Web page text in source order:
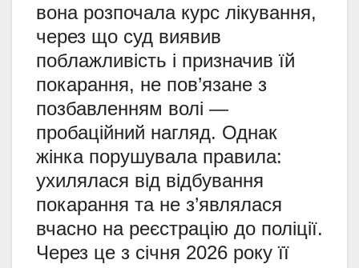
вона розпочала курс лікування,
через що суд виявив
поблажливість і призначив їй
покарання, не пов’язане з
позбавленням волі —
пробаційний нагляд. Однак
жінка порушувала правила:
ухилялася від відбування
покарання та не з’являлася
вчасно на реєстрацію до поліції.
Через це з січня 2026 року її